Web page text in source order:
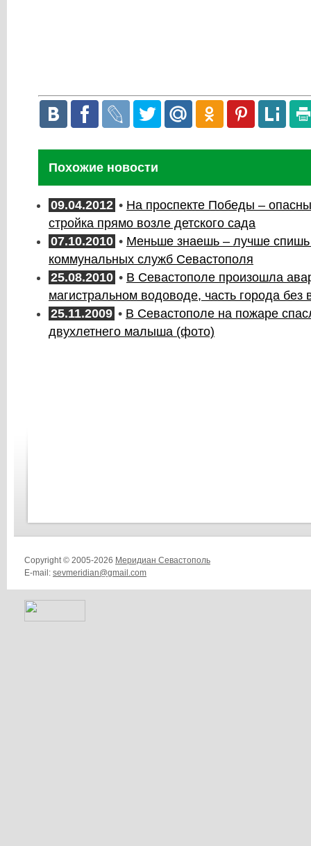
Похожие новости
09.04.2012 • На проспекте Победы –
стройка прямо возле детского сада
07.10.2010 • Меньше знаешь – лучше
коммунальных служб Севастополя
25.08.2010 • В Севастополе произошла
магистральном водоводе, часть города без
25.11.2009 • В Севастополе на пожаре
двухлетнего малыша (фото)
Copyright © 2005-2026 Меридиан Севастополь
E-mail: sevmeridian@gmail.com